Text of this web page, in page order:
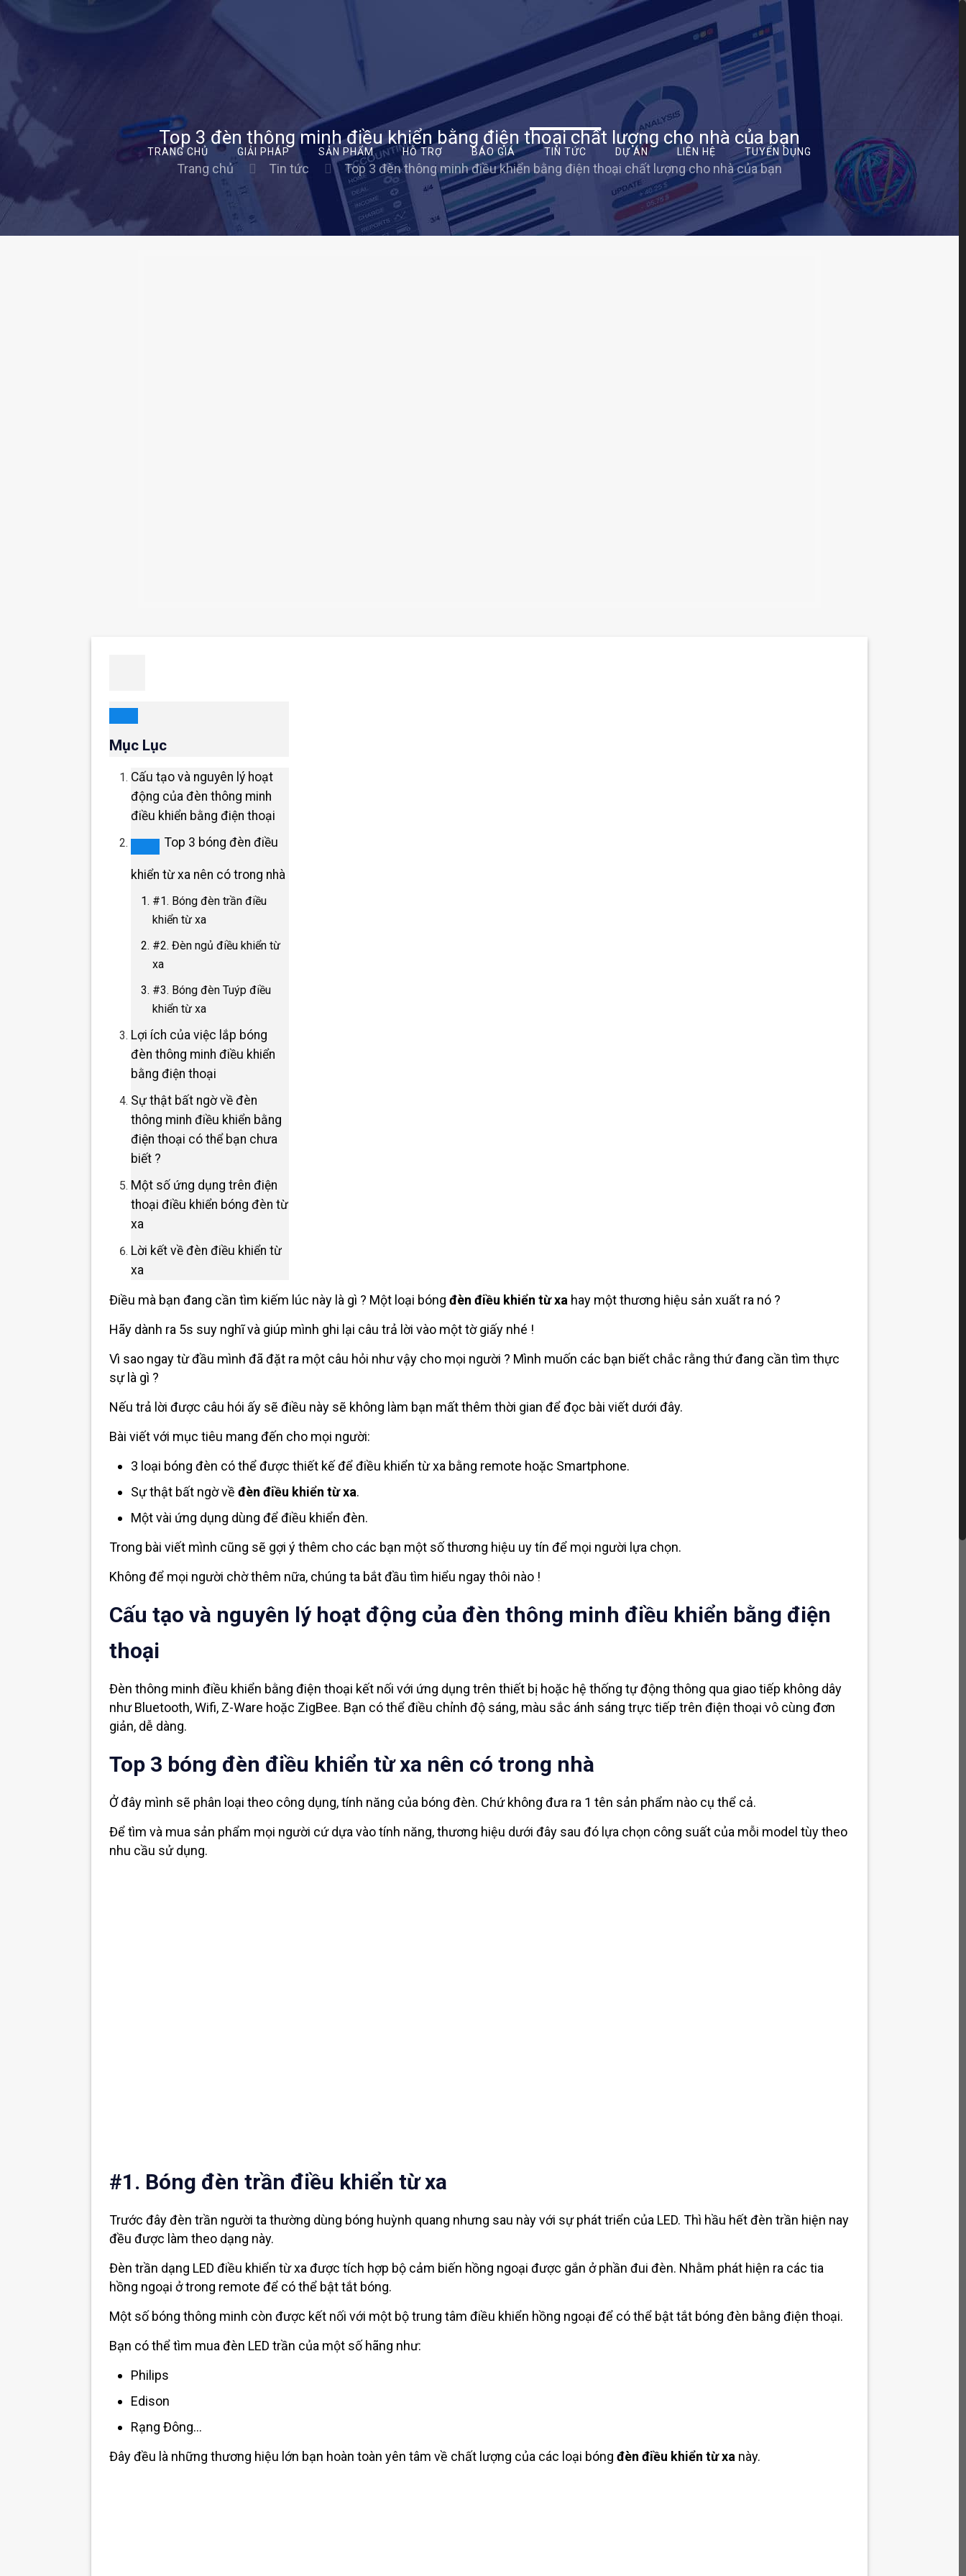
TRANG CHỦ GIẢI PHÁP SẢN PHẨM HỖ TRỢ BÁO GIÁ TIN TỨC DỰ ÁN LIÊN HỆ TUYỂN DỤNG
Top 3 đèn thông minh điều khiển bằng điện thoại chất lượng cho nhà của bạn
Trang chủ Tin tức Top 3 đèn thông minh điều khiển bằng điện thoại chất lượng cho nhà của bạn
Mục Lục
Cấu tạo và nguyên lý hoạt
động của đèn thông minh
điều khiển bằng điện thoại
Top 3 bóng đèn điều
khiển từ xa nên có trong nhà
#1. Bóng đèn trần điều
khiển từ xa
#2. Đèn ngủ điều khiển từ
xa
#3. Bóng đèn Tuýp điều
khiển từ xa
Lợi ích của việc lắp bóng
đèn thông minh điều khiển
bằng điện thoại
Sự thật bất ngờ về đèn
thông minh điều khiển bằng
điện thoại có thể bạn chưa
biết ?
Một số ứng dụng trên điện
thoại điều khiển bóng đèn từ
xa
Lời kết về đèn điều khiển từ
xa
Điều mà bạn đang cần tìm kiếm lúc này là gì ? Một loại bóngđèn điều khiển từ xa hay một thương hiệu sản xuất ra nó ?
Hãy dành ra 5s suy nghĩ và giúp mình ghi lại câu trả lời vào một tờ giấy nhé !
Vì sao ngay từ đầu mình đã đặt ra một câu hỏi như vậy cho mọi người ? Mình muốn các bạn biết chắc rằng thứ đang cần tìm thực
sự là gì ?
Nếu trả lời được câu hói ấy sẽ điều này sẽ không làm bạn mất thêm thời gian để đọc bài viết dưới đây.
Bài viết với mục tiêu mang đến cho mọi người:
3 loại bóng đèn có thể được thiết kế để điều khiển từ xa bằng remote hoặc Smartphone.
Sự thật bất ngờ vềđèn điều khiển từ xa.
Một vài ứng dụng dùng để điều khiển đèn.
Trong bài viết mình cũng sẽ gợi ý thêm cho các bạn một số thương hiệu uy tín để mọi người lựa chọn.
Không để mọi người chờ thêm nữa, chúng ta bắt đầu tìm hiểu ngay thôi nào !
Cấu tạo và nguyên lý hoạt động của đèn thông minh điều khiển bằng điện
thoại
Đèn thông minh điều khiển bằng điện thoại kết nối với ứng dụng trên thiết bị hoặc hệ thống tự động thông qua giao tiếp không dây
như Bluetooth, Wifi, Z-Ware hoặc ZigBee. Bạn có thể điều chỉnh độ sáng, màu sắc ánh sáng trực tiếp trên điện thoại vô cùng đơn
giản, dễ dàng.
Top 3 bóng đèn điều khiển từ xa nên có trong nhà
Ở đây mình sẽ phân loại theo công dụng, tính năng của bóng đèn. Chứ không đưa ra 1 tên sản phẩm nào cụ thể cả.
Để tìm và mua sản phẩm mọi người cứ dựa vào tính năng, thương hiệu dưới đây sau đó lựa chọn công suất của mỗi model tùy theo
nhu cầu sử dụng.
#1. Bóng đèn trần điều khiển từ xa
Trước đây đèn trần người ta thường dùng bóng huỳnh quang nhưng sau này với sự phát triển của LED. Thì hầu hết đèn trần hiện nay
đều được làm theo dạng này.
Đèn trần dạng LED điều khiển từ xa được tích hợp bộ cảm biến hồng ngoại được gắn ở phần đui đèn. Nhằm phát hiện ra các tia
hồng ngoại ở trong remote để có thể bật tắt bóng.
Một số bóng thông minh còn được kết nối với một bộ trung tâm điều khiển hồng ngoại để có thể bật tắt bóng đèn bằng điện thoại.
Bạn có thể tìm mua đèn LED trần của một số hãng như:
Philips
Edison
Rạng Đông…
Đây đều là những thương hiệu lớn bạn hoàn toàn yên tâm về chất lượng của các loại bóngđèn điều khiển từ xa này.